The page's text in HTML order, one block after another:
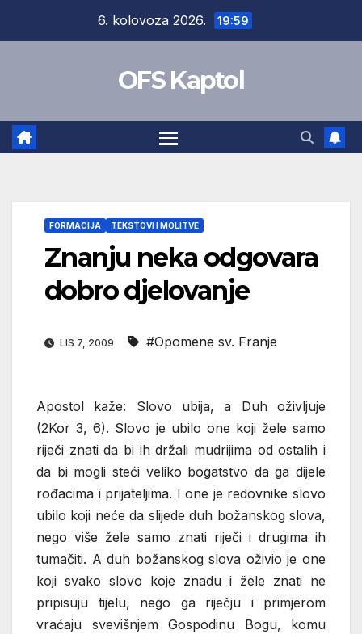
6. kolovoza 2026. 19:59
OFS Kaptol
FORMACIJA TEKSTOVI I MOLITVE
Znanju neka odgovara
dobro djelovanje
LIS 7, 2009 #Opomene sv. Franje
Apostol kaže: Slovo ubija, a Duh oživljuje
(2Kor 3, 6). Slovo je ubilo one koji žele samo
riječi znati da bi ih držali mudrijima od ostalih i
da bi mogli steći veliko bogatstvo da ga dijele
rođacima i prijateljima. I one je redovnike slovo
ubilo koji neće da slijede duh božanskog slova,
nego više žele samo znati riječi i drugima ih
tumačiti. A duh božanskog slova oživio je one
koji svako slovo koje znadu i žele znati ne
pripisuju tijelu, nego ga riječju i primjerom
vraćaju svevišnjem Gospodinu Bogu, komu